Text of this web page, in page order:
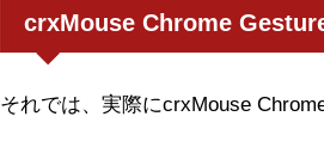
crxMouse Chrome
それでは、実際にcrxMouse